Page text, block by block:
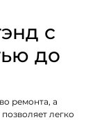
с
до
ремонта, а
легко